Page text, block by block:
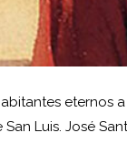
eternos
Luis. José